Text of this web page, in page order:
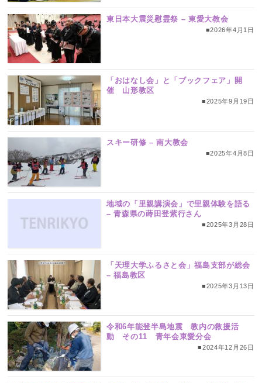
東日本大震災慰霊祭 – 東愛大教会
■2026年4月1日
「おはなし会」と「ブックフェア」開
催 山形教区
■2025年9月19日
スキー研修 – 南大教会
■2025年4月8日
地域の「里親講演会」で里親体験を語る
– 青森県の蒔田登紫行さん
■2025年3月28日
「天理大学ふるさと会」福島支部が総会
– 福島教区
■2025年3月13日
令和6年能登半島地震 教内の救援活
動 その11 青年会東愛分会
■2024年12月26日